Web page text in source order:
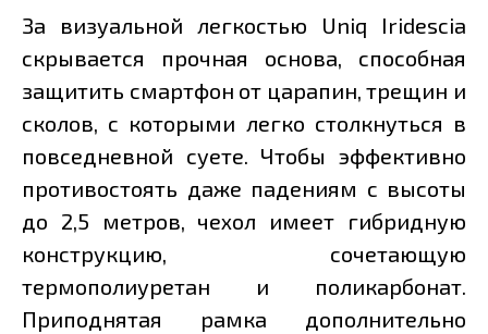
За визуальной легкостью Uniq Iridescia
скрывается прочная основа, способная
защитить смартфон от царапин, трещин и
сколов, с которыми легко столкнуться в
повседневной суете. Чтобы эффективно
противостоять даже падениям с высоты
до 2,5 метров, чехол имеет гибридную
конструкцию, сочетающую
термополиуретан и поликарбонат.
Приподнятая рамка дополнительно